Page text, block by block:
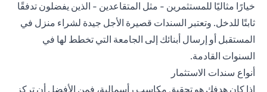
خيارًا مثاليًا للمستثمرين - مثل المتقاعدين - الذين يفضلون تدفقًا
ثابتًا للدخل. وتعتبر السندات قصيرة الأجل جيدة لشراء منزل في
المستقبل أو إرسال أبنائك إلى الجامعة التي تخطط لها في
السنوات القادمة.
أنواع سندات الاستثمار
إذا كان هدفك هو تحقيق مكاسب رأسمالية، فمن الأفضل أن تركز